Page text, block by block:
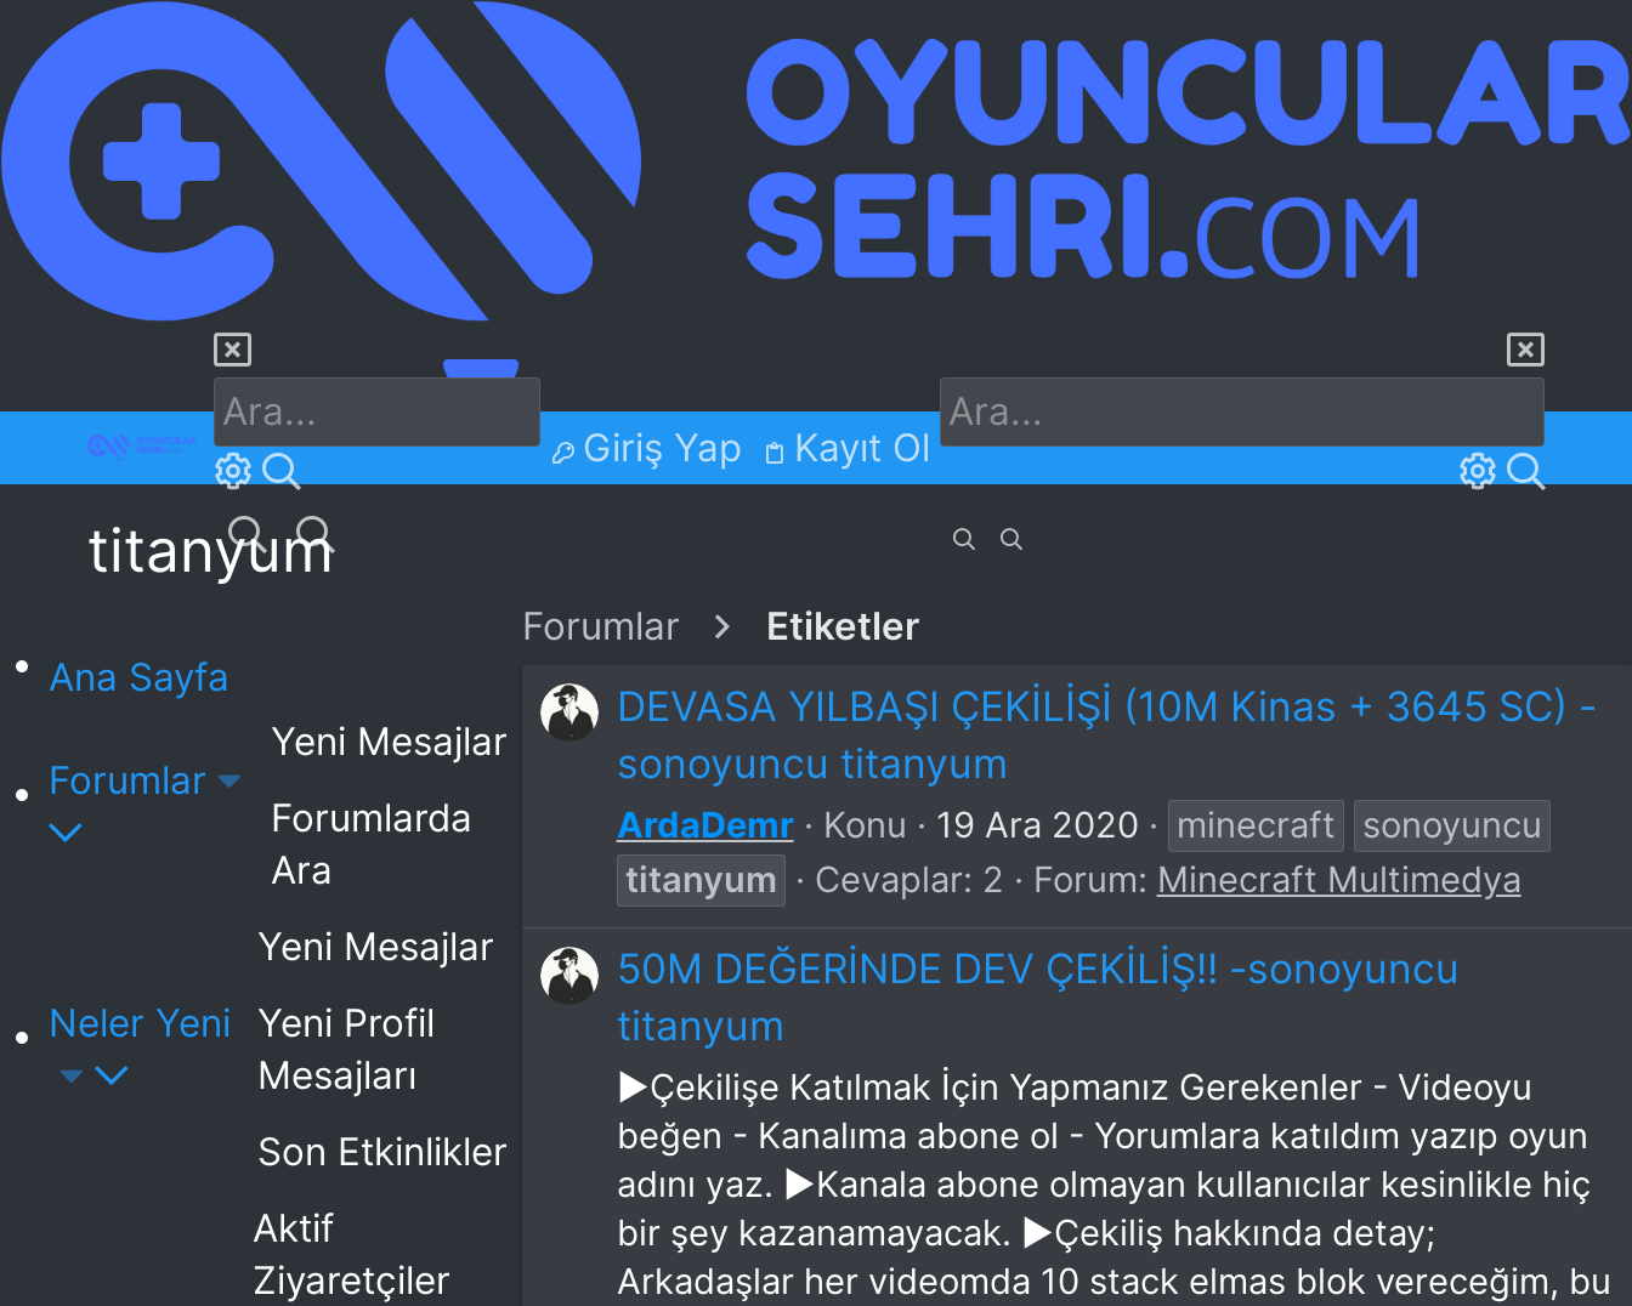
Giriş Yap Kayıt Ol
titanyum
Ana Sayfa
Forumlar
Yeni Mesajlar
Forumlarda
Ara
Neler Yeni
Yeni Mesajlar
Yeni Profil
Mesajları
Son Etkinlikler
Aktif
Ziyaretçiler
Forumlar Etiketler
DEVASA YILBAŞI ÇEKİLİŞİ (10M Kinas + 3645 SC) -
sonoyuncu titanyum
ArdaDemr Konu 19 Ara 2020 minecraft
sonoyuncu
titanyum
Cevaplar: 2 Forum: Minecraft Multimedya
50M DEĞERİNDE DEV ÇEKİLİŞ!! -sonoyuncu
titanyum
►Çekilişe Katılmak İçin Yapmanız Gerekenler - Videoyu
beğen - Kanalıma abone ol - Yorumlara katıldım yazıp oyun
adını yaz. ►Kanala abone olmayan kullanıcılar kesinlikle hiç
bir şey kazanamayacak. ►Çekiliş hakkında detay;
Arkadaşlar her videomda 10 stack elmas blok vereceğim, bu